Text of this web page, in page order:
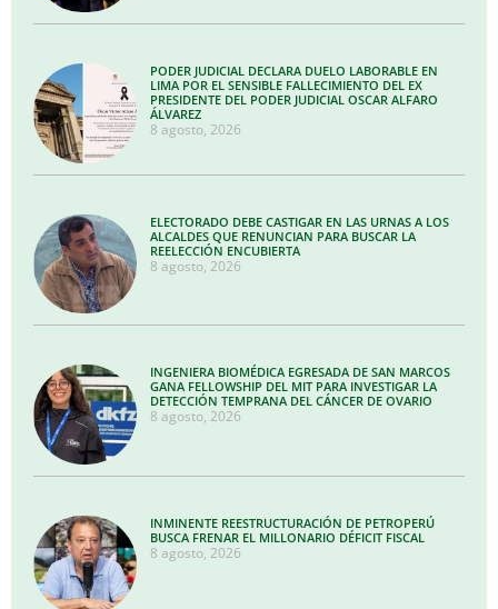
PODER JUDICIAL DECLARA DUELO LABORABLE EN
LIMA POR EL SENSIBLE FALLECIMIENTO DEL EX
PRESIDENTE DEL PODER JUDICIAL OSCAR ALFARO
ÁLVAREZ
8 agosto, 2026
ELECTORADO DEBE CASTIGAR EN LAS URNAS A LOS
ALCALDES QUE RENUNCIAN PARA BUSCAR LA
REELECCIÓN ENCUBIERTA
8 agosto, 2026
INGENIERA BIOMÉDICA EGRESADA DE SAN MARCOS
GANA FELLOWSHIP DEL MIT PARA INVESTIGAR LA
DETECCIÓN TEMPRANA DEL CÁNCER DE OVARIO
8 agosto, 2026
INMINENTE REESTRUCTURACIÓN DE PETROPERÚ
BUSCA FRENAR EL MILLONARIO DÉFICIT FISCAL
8 agosto, 2026